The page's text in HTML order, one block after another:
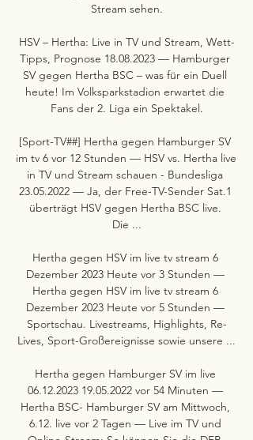
Stream sehen.
HSV – Hertha: Live in TV und Stream, Wett-
Tipps, Prognose 18.08.2023 — Hamburger
SV gegen Hertha BSC – was für ein Duell
heute! Im Volksparkstadion erwartet die
Fans der 2. Liga ein Spektakel.
[Sport-TV##] Hertha gegen Hamburger SV
im tv 6 vor 12 Stunden — HSV vs. Hertha live
in TV und Stream schauen - Bundesliga
23.05.2022 — Ja, der Free-TV-Sender Sat.1
überträgt HSV gegen Hertha BSC live.
Die ...
Hertha gegen HSV im live tv stream 6
Dezember 2023 Heute vor 3 Stunden —
Hertha gegen HSV im live tv stream 6
Dezember 2023 Heute vor 5 Stunden —
Sportschau. Livestreams, Highlights, Re-
Lives, Sport-Großereignisse sowie unsere ...
Hertha gegen Hamburger SV im live
06.12.2023 19.05.2022 vor 54 Minuten —
Hertha BSC- Hamburger SV am Mittwoch,
6.12. live vor 2 Tagen — Live im TV und